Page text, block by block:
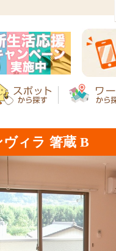
ィラ 箸蔵 B